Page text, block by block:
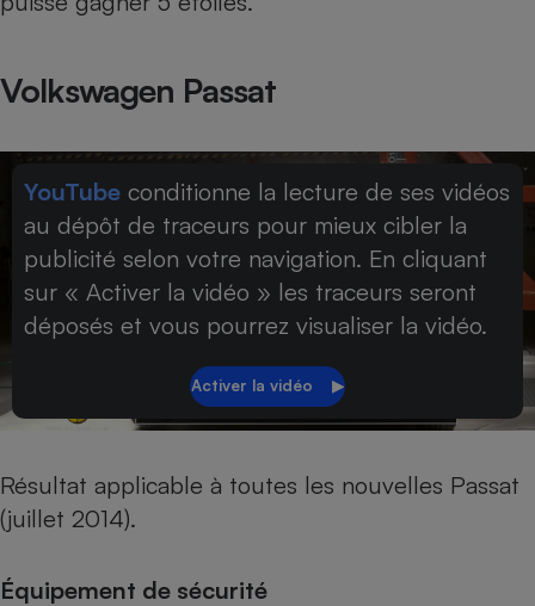
Volkswagen Passat
YouTube conditionne la lecture de ses vidéos
au dépôt de traceurs pour mieux cibler la
publicité selon votre navigation. En cliquant
sur « Activer la vidéo » les traceurs seront
déposés et vous pourrez visualiser la vidéo.
Résultat applicable à toutes les nouvelles Passat
(juillet 2014).
Équipement de sécurité